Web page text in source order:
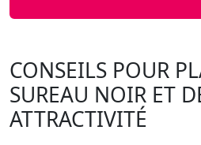
CONSEILS POUR
SUREAU NOIR ET
ATTRACTIVITÉ